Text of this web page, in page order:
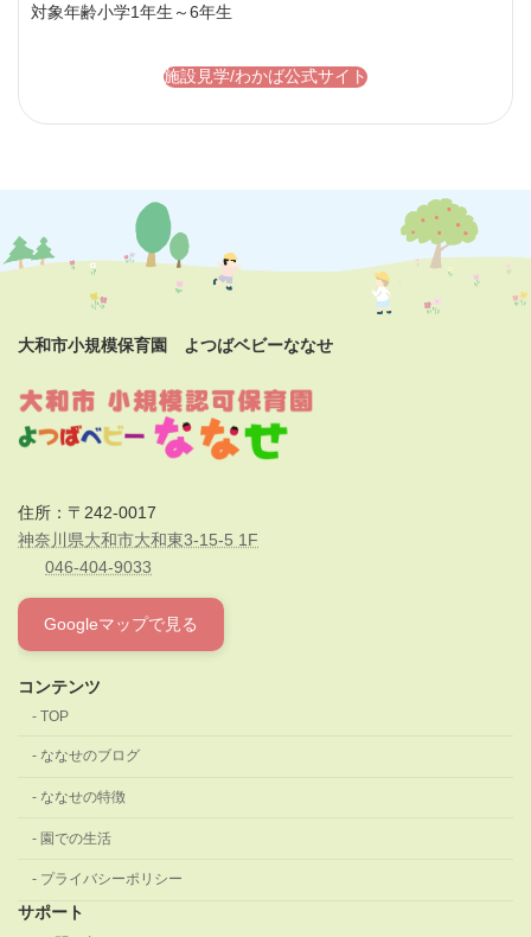
対象年齢小学1年生～6年生
施設見学/わかば公式サイト
大和市小規模保育園 よつばベビーななせ
住所：〒242-0017
神奈川県大和市大和東3-15-5 1F
046-404-9033
Googleマップで見る
コンテンツ
TOP
ななせのブログ
ななせの特徴
園での生活
プライバシーポリシー
サポート